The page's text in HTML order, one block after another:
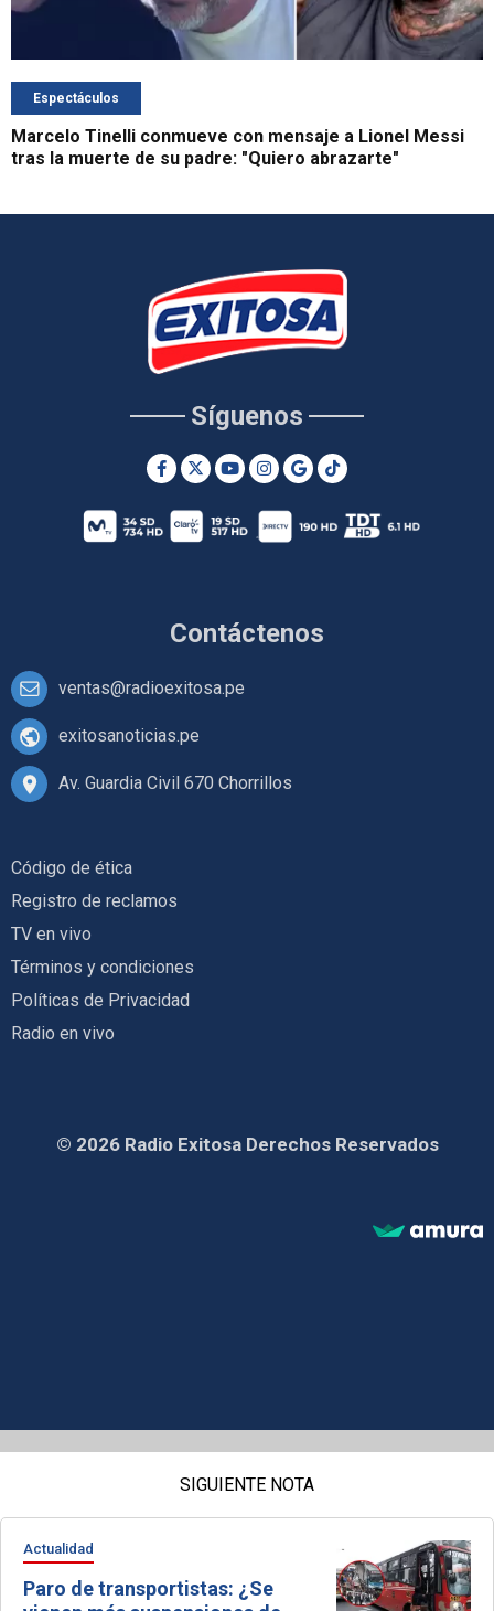
Espectáculos
Marcelo Tinelli conmueve con mensaje a Lionel Messi
tras la muerte de su padre: "Quiero abrazarte"
Contáctenos
ventas@radioexitosa.pe
exitosanoticias.pe
Av. Guardia Civil 670 Chorrillos
Síguenos
Código de ética
Registro de reclamos
TV en vivo
Términos y condiciones
Políticas de Privacidad
Radio en vivo
© 2026 Radio Exitosa Derechos Reservados
SIGUIENTE NOTA
Actualidad
Paro de transportistas: ¿Se